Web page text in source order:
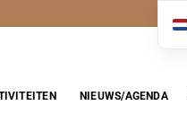
NIEUWS/AGENDA